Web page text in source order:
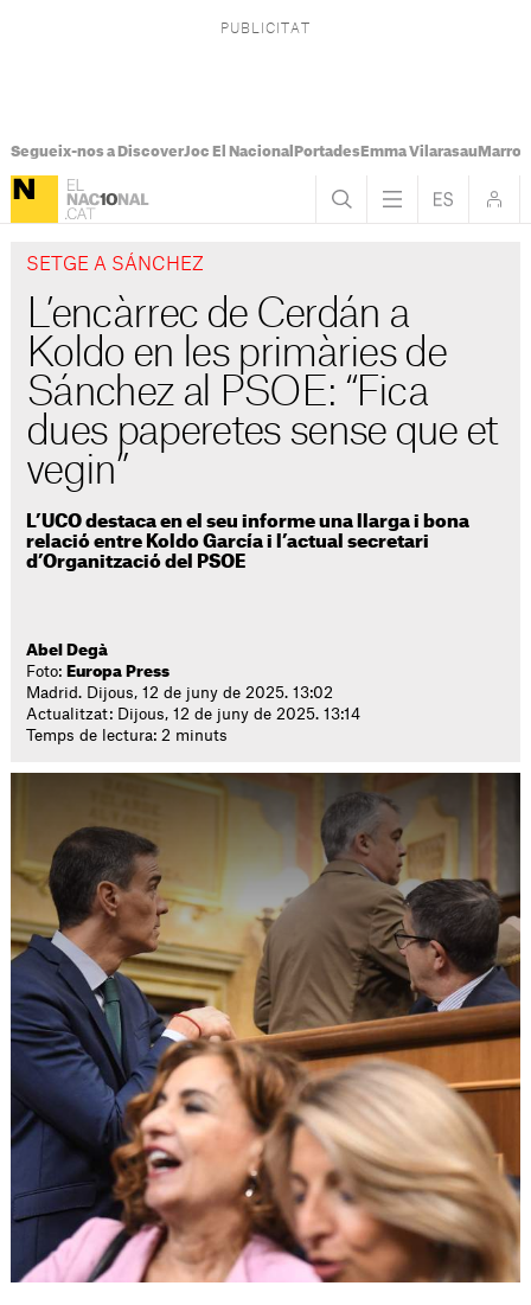
Segueix-nos a DiscoverJoc El Nacional PortadesEmma Vilarasau
SETGE A SÁNCHEZ
L’encàrrec de Cerdán a
Koldo en les primàries de
Sánchez al PSOE: “Fica
dues paperetes sense que et
vegin”
L’UCO destaca en el seu informe una llarga i bona
relació entre Koldo García i l’actual secretari
d’Organització del PSOE
Abel Degà
Foto: Europa Press
Madrid. Dijous, 12 de juny de 2025. 13:02
Actualitzat: Dijous, 12 de juny de 2025. 13:14
Temps de lectura: 2 minuts